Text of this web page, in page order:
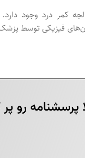
کمر درد وجود
فیزیکی توسط